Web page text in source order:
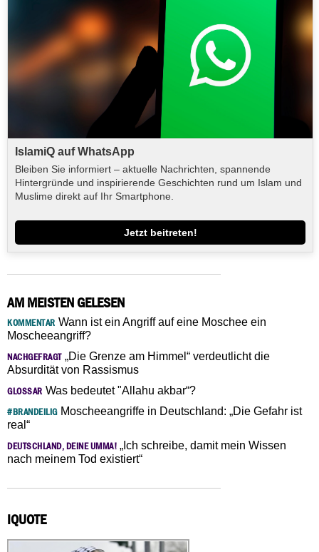
IslamiQ auf WhatsApp
Bleiben Sie informiert – aktuelle Nachrichten, spannende
Hintergründe und inspirierende Geschichten rund um Islam und
Muslime direkt auf Ihr Smartphone.
Jetzt beitreten!
AM MEISTEN GELESEN
KOMMENTAR Wann ist ein Angriff auf eine Moschee ein
Moscheeangriff?
NACHGEFRAGT„Die Grenze am Himmel“ verdeutlicht die
Absurdität von Rassismus
GLOSSAR Was bedeutet "Allahu akbar“?
#BRANDEILIGMoscheeangriffe in Deutschland: „Die Gefahr ist
real“
DEUTSCHLAND, DEINE UMMA! „Ich schreibe, damit mein Wissen
nach meinem Tod existiert“
IQUOTE